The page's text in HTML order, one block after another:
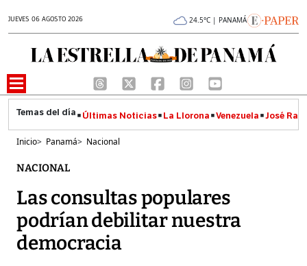
JUEVES 06 AGOSTO 2026 24.5°C | PANAMÁ
Últimas Noticias La Llorona Venezuela José
Inicio> Panamá> Nacional
NACIONAL
Las consultas populares
podrían debilitar nuestra
democracia